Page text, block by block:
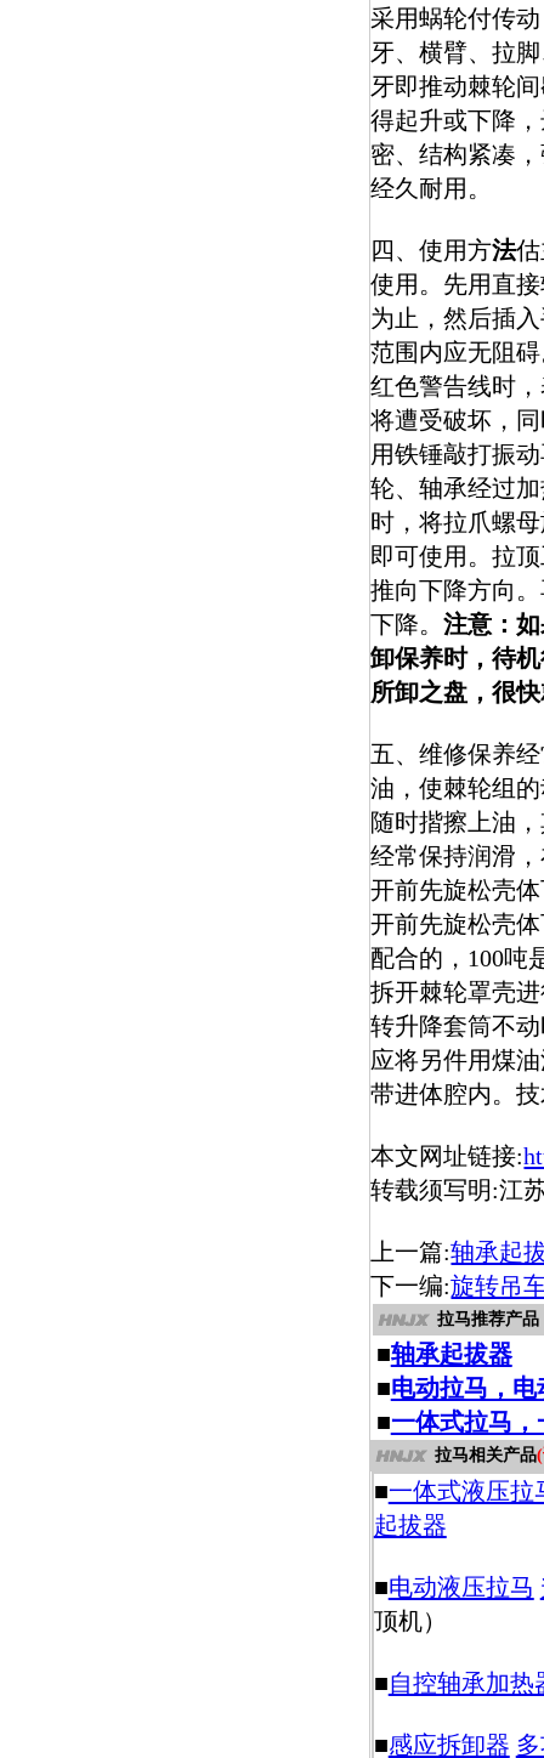
采用蜗轮付传
牙、横臂、拉
牙即推动棘轮
得起升或下降
密、结构紧凑
经久耐用。
四、使用方法
使用。先用直
为止，然后插
范围内应无阻
红色警告线时
将遭受破坏，
用铁锤敲打振
轮、轴承经过
时，将拉爪螺
即可使用。拉
推向下降方向
下降。注意：
卸保养时，待
所卸之盘，很
五、维修保养
油，使棘轮组
随时揩擦上油
经常保持润滑
开前先旋松壳
开前先旋松壳
配合的，100吨
拆开棘轮罩壳
转升降套筒不
应将另件用煤
带进体腔内。
本文网址链接:
转载须写明:江
上一篇:轴承起
下一编:旋转吊
拉马推荐产品
■轴承起拔器
■电动拉马，
■一体式拉马
拉马相关产品
■一体式液压拉
起拔器
■电动液压拉马
顶机）
■自控轴承加热
■感应拆卸器